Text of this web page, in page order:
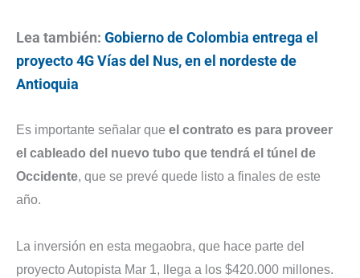
Lea también: Gobierno de Colombia entrega el
proyecto 4G Vías del Nus, en el nordeste de
Antioquia
Es importante señalar que el contrato es para proveer
el cableado del nuevo tubo que tendrá el túnel de
Occidente, que se prevé quede listo a finales de este
año.
La inversión en esta megaobra, que hace parte del
proyecto Autopista Mar 1, llega a los $420.000 millones.